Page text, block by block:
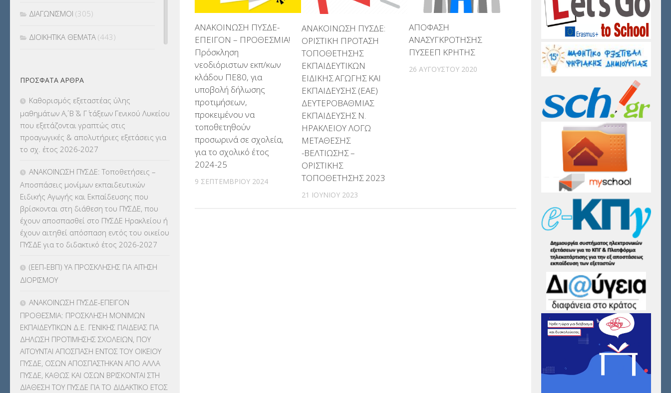
ΑΝΑΚΟΙΝΩΣΗ ΠΥΣΔΕ-
ΕΠΕΙΓΟΝ – ΠΡΟΘΕΣΜΙΑ!
Πρόσκληση
νεοδιόριστων εκπ/κων
κλάδου ΠΕ80, για
υποβολή δήλωσης
προτιμήσεων,
προκειμένου να
τοποθετηθούν
προσωρινά σε σχολεία,
για το σχολικό έτος
2024-25
9 ΣΕΠΤΕΜΒΡΊΟΥ 2024
ΑΝΑΚΟΙΝΩΣΗ ΠΥΣΔΕ:
ΟΡΙΣΤΙΚΗ ΠΡΟΤΑΣΗ
ΤΟΠΟΘΕΤΗΣΗΣ
ΕΚΠΑΙΔΕΥΤΙΚΩΝ
ΕΙΔΙΚΗΣ ΑΓΩΓΗΣ ΚΑΙ
ΕΚΠΑΙΔΕΥΣΗΣ (ΕΑΕ)
ΔΕΥΤΕΡΟΒΑΘΜΙΑΣ
ΕΚΠΑΙΔΕΥΣΗΣ Ν.
ΗΡΑΚΛΕΙΟΥ ΛΟΓΩ
ΜΕΤΑΘΕΣΗΣ
-ΒΕΛΤΙΩΣΗΣ –
ΟΡΙΣΤΙΚΗΣ
ΤΟΠΟΘΕΤΗΣΗΣ 2023
21 ΙΟΥΝΊΟΥ 2023
ΑΠΟΦΑΣΗ
ΑΝΑΣΥΓΚΡΟΤΗΣΗΣ
ΠΥΣΕΕΠ ΚΡΗΤΗΣ
26 ΑΥΓΟΎΣΤΟΥ 2020
ΔΙΑΓΩΝΙΣΜΟΙ (305)
ΔΙΟΙΚΗΤΙΚΑ ΘΕΜΑΤΑ (443)
ΕΚΔΡΟΜΕΣ(7.354)
ΕΚΠΑΙΔΕΥΤΙΚΑ ΘΕΜΑΤΑ (2.823)
ΕΠΑΛ(366)
ΕΠΙΜΟΡΦΩΣΗ Τ.Π.Ε.
ΕΥΡΩΠΑΪΚΑ ΠΡΟΓΡΑΜΜΑΤΑ(230)
ΚΕΣΥ(60)
ΚΕΣΥΠ (109)
ΚΠγ – ΚΡΑΤΙΚΟ ΠΙΣΤΟΠΟΙΗΤΙΚΟ
ΚΠπ- ΚΡΑΤΙΚΟ ΠΙΣΤΟΠΟΙΗΤΙΚΟ
ΛΟΙΠΑ(309)
ΜΑΘΗΤΕΙΑ(275)
ΜΕΤΑΘΕΣΕΙΣ-ΤΟΠΟΘΕΤΗΣΕΙΣ
ΒΕΛΤΙΩΣΕΙΣ(319)
ΠΡΌΣΦΑΤΑ ΆΡΘΡΑ
Καθορισμός εξεταστέας ύλης
μαθημάτων Α΄, Β΄ & Γ΄ τάξεων Γενικού Λυκείου
που εξετάζονται γραπτώς στις
προαγωγικές & απολυτήριες εξετάσεις για
το σχ. έτος 2026-2027
ΑΝΑΚΟΙΝΩΣΗ ΠΥΣΔΕ: Τοποθετήσεις –
Αποσπάσεις μονίμων εκπαιδευτικών
Ειδικής Αγωγής και Εκπαίδευσης που
βρίσκονται στη διάθεση του ΠΥΣΔΕ, που
έχουν αποσπασθεί στο ΠΥΣΔΕ Ηρακλείου ή
έχουν αιτηθεί απόσπαση εντός του οικείου
ΠΥΣΔΕ για το διδακτικό έτος 2026-2027
(ΕΕΠ-ΕΒΠ) ΥΑ ΠΡΟΣΚΛΗΣΗΣ ΓΙΑ ΑΙΤΗΣΗ
ΔΙΟΡΙΣΜΟΥ
ΑΝΑΚΟΙΝΩΣΗ ΠΥΣΔΕ-ΕΠΕΙΓΟΝ
ΠΡΟΘΕΣΜΙΑ: ΠΡΟΣΚΛΗΣΗ ΜΟΝΙΜΩΝ
ΕΚΠΑΙΔΕΥΤΙΚΩΝ Δ.Ε. ΓΕΝΙΚΗΣ ΠΑΙΔΕΙΑΣ ΓΙΑ
ΔΗΛΩΣΗ ΠΡΟΤΙΜΗΣΗΣ ΣΧΟΛΕΙΩΝ, ΠΟΥ
ΑΙΤΟΥΝΤΑΙ ΑΠΟΣΠΑΣΗ ΕΝΤΟΣ ΤΟΥ ΟΙΚΕΙΟΥ
ΠΥΣΔΕ, ΟΣΩΝ ΑΠΟΣΠΑΣΤΗΚΑΝ ΑΠΟ ΑΛΛΑ
ΠΥΣΔΕ, ΚΑΘΩΣ ΚΑΙ ΟΣΩΝ ΒΡΙΣΚΟΝΤΑΙ ΣΤΗ
ΔΙΑΘΕΣΗ ΤΟΥ ΠΥΣΔΕ ΓΙΑ ΤΟ ΔΙΔΑΚΤΙΚΟ ΕΤΟΣ